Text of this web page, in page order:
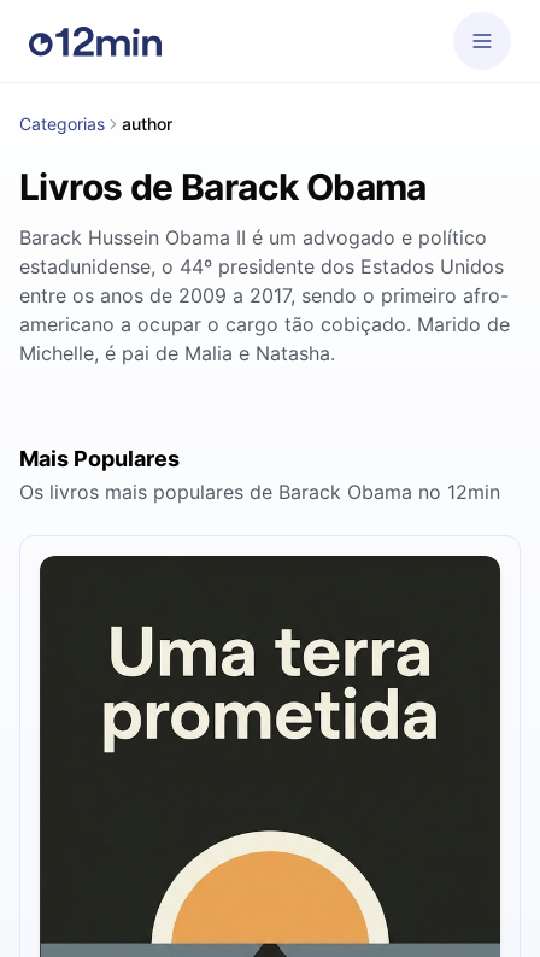
Categorias author
Livros de Barack Obama
Barack Hussein Obama II é um advogado e político
estadunidense, o 44º presidente dos Estados Unidos
entre os anos de 2009 a 2017, sendo o primeiro afro-
americano a ocupar o cargo tão cobiçado. Marido de
Michelle, é pai de Malia e Natasha.
Mais Populares
Os livros mais populares de Barack Obama no 12min